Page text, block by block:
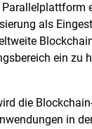
Parallelplattform
als
ein zu
die
in